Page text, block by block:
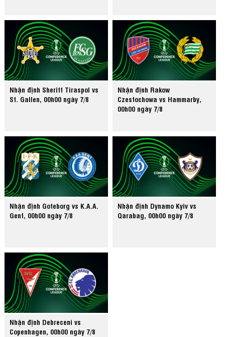
Nhận định Sheriff Tiraspol vs
St. Gallen, 00h00 ngày 7/8
Nhận định Rakow
Czestochowa vs Hammarby,
00h00 ngày 7/8
Nhận định Goteborg vs K.A.A.
Gent, 00h00 ngày 7/8
Nhận định Dynamo Kyiv vs
Qarabag, 00h00 ngày 7/8
Nhận định Debreceni vs
Copenhagen, 00h00 ngày 7/8